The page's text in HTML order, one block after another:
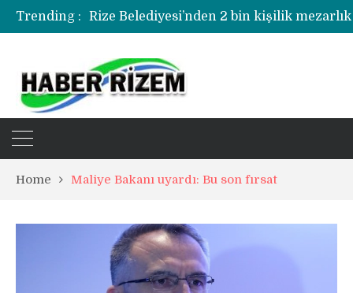
Trending :
Rize Belediyesi’nden 2 bin kişilik
Rize’de uyuşturucu operasyonunda 1
Home Maliye Bakanı uyardı: Bu son fırsat